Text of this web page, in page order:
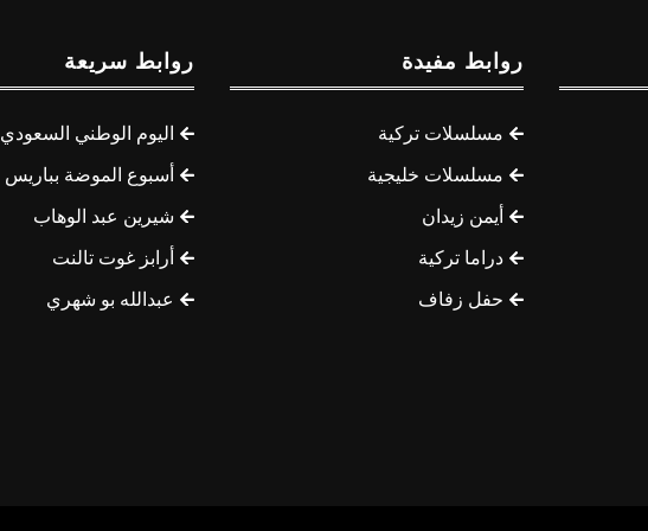
روابط مفيدة
مسلسلات تركية
مسلسلات خليجية
أيمن زيدان
دراما تركية
حفل زفاف
روابط سريعة
اليوم الوطني السعودي
أسبوع الموضة بباريس
شيرين عبد الوهاب
أرابز غوت تالنت
عبدالله بو شهري